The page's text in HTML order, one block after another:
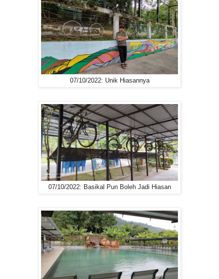
07/10/2022: Unik Hiasannya
07/10/2022: Basikal Pun Boleh Jadi Hiasan